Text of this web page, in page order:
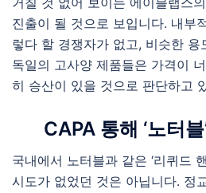
진출이 될 것으로 보입니다. 내부
렇다 할 경쟁자가 없고, 비슷한
독일의 고사양 제품들은 가격이
히 승산이 있을 것으로 판단하고
CAPA통해 ‘노터
국내에서 노터블과 같은 ‘리퀴드
시도가 없었던 것은 아닙니다. 정